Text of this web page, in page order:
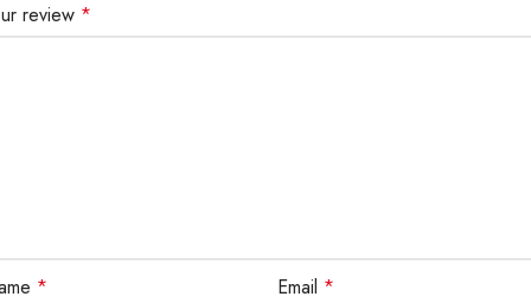
review *
* Email *